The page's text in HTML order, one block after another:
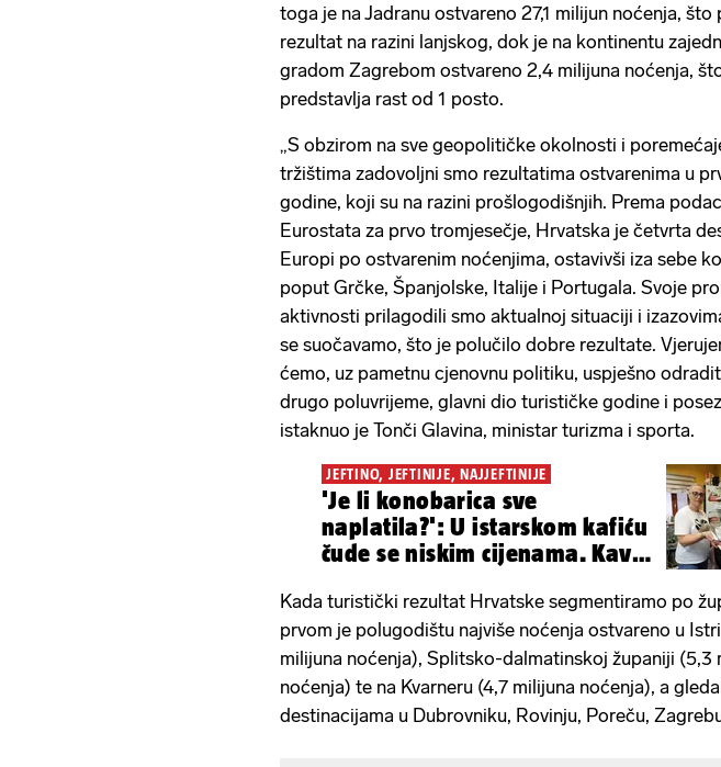
toga je na Jadranu ostvareno 27,1 milijun noćenja, što
rezultat na razini lanjskog, dok je na kontinentu
gradom Zagrebom ostvareno 2,4 milijuna noćenja,
predstavlja rast od 1 posto.
„S obzirom na sve geopolitičke okolnosti i
tržištima zadovoljni smo rezultatima ostvarenima u
godine, koji su na razini prošlogodišnjih. Prema
Eurostata za prvo tromjesečje, Hrvatska je četvrta
Europi po ostvarenim noćenjima, ostavivši iza sebe
poput Grčke, Španjolske, Italije i Portugala. Svoje
aktivnosti prilagodili smo aktualnoj situaciji i
se suočavamo, što je polučilo dobre rezultate.
ćemo, uz pametnu cjenovnu politiku, uspješno
drugo poluvrijeme, glavni dio turističke godine i
istaknuo je Tonči Glavina, ministar turizma i sporta.
JEFTINO, JEFTINIJE, NAJJEFTINIJE
'Je li konobarica sve
naplatila?': U istarskom kafiću
čude se niskim cijenama. Kava?
Kada turistički rezultat Hrvatske segmentiramo po
prvom je polugodištu najviše noćenja ostvareno u
milijuna noćenja), Splitsko-dalmatinskoj županiji (5,3
noćenja) te na Kvarneru (4,7 milijuna noćenja), a
destinacijama u Dubrovniku, Rovinju, Poreču,